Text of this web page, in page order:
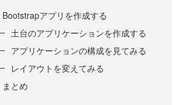
Bootstrapアプリを作成する
土台のアプリケーションを作成する
アプリケーションの構成を見てみる
レイアウトを変えてみる
まとめ